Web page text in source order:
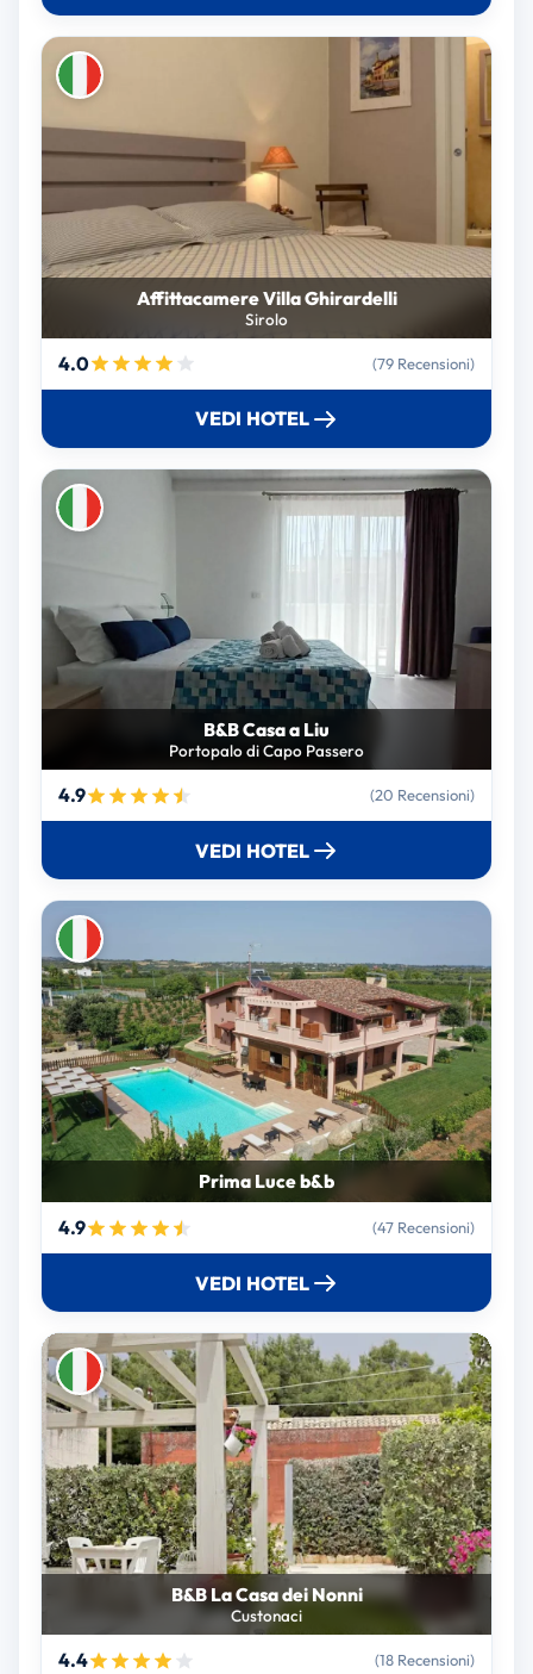
Affittacamere Villa Ghirardelli
Sirolo
4.0 (79 Recensioni)
VEDI HOTEL
B&B Casa a Liu
Portopalo di Capo Passero
4.9 (20 Recensioni)
VEDI HOTEL
Prima Luce b&b
4.9
(47 Recensioni)
VEDI HOTEL
B&B La Casa dei Nonni
Custonaci
4.4 (18 Recensioni)